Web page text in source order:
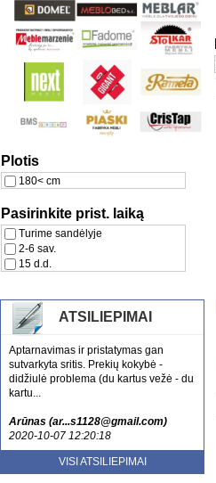
Plotis
180< cm
Pasirinkite prist. laiką
Turime sandėlyje
2-6 sav.
15 d.d.
ATSILIEPIMAI
Esu patenkinta jusu aptarnavimu ir
kokybe. Tikrai rekomenduoju
Aptarnavimas ir pristatymas gan
sutvarkyta sritis. Prekių kokybė -
didžiulė problema (du kartus vežė - du
kartu...
Arūnas (ar...s1128@gmail.com)
2020-10-07 12:20:18
VISI ATSILIEPIMAI